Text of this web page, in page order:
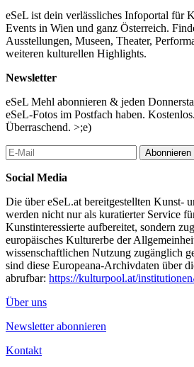
eSeL ist dein verlässliches Infoportal für
Events in Wien und ganz Österreich.
Ausstellungen, Museen, Theater,
weiteren kulturellen Highlights.
Newsletter
eSeL Mehl abonnieren & jeden
eSeL-Fotos im Postfach haben.
Überraschend. >;e)
Abonnieren
Social Media
Die über eSeL.at bereitgestellten Kunst-
werden nicht nur als kuratierter Service
Kunstinteressierte aufbereitet, sondern
europäisches Kulturerbe der
wissenschaftlichen Nutzung zugänglich
sind diese Europeana-Archivdaten über
abrufbar: https://kulturpool.at/
Über uns
Newsletter abonnieren
Kontakt